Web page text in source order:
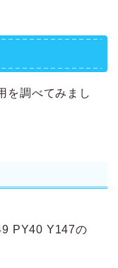
を調べてみまし
PY40 Y147の